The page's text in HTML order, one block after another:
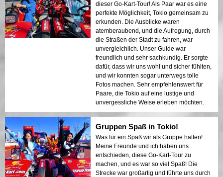
dieser Go-Kart-Tour! Als Paar war es eine
perfekte Möglichkeit, Tokio gemeinsam zu
erkunden. Die Ausblicke waren
atemberaubend, und die Aufregung, durch
die Straßen der Stadt zu fahren, war
unvergleichlich. Unser Guide war
freundlich und sehr sachkundig. Er sorgte
dafür, dass wir uns wohl und sicher fühlten,
und wir konnten sogar unterwegs tolle
Fotos machen. Sehr empfehlenswert für
Paare, die Tokio auf eine lustige und
unvergessliche Weise erleben möchten.
Gruppen Spaß in Tokio!
Was für ein Spaß wir als Gruppe hatten!
Meine Freunde und ich haben uns
entschieden, diese Go-Kart-Tour zu
machen, und es war so viel Spaß! Die
Strecke war großartig und führte uns durch